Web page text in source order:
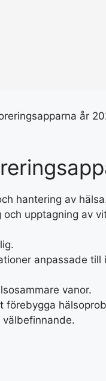
år
hantering av
upptagning av
anpassade till
vanor.
förebygga